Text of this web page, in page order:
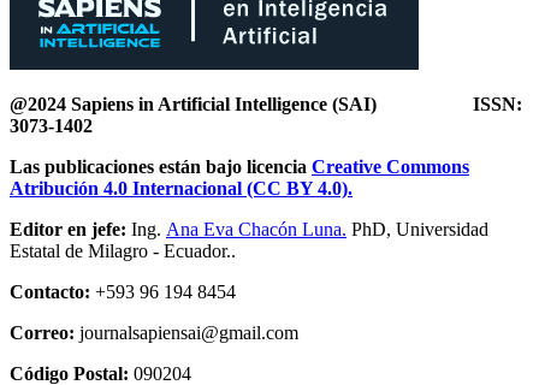
@2024 Sapiens in Artificial Intelligence (SAI) ISSN:
3073-1402
Las publicaciones están bajo licencia Creative Commons
Atribución 4.0 Internacional (CC BY 4.0).
Editor en jefe: Ing. Ana Eva Chacón Luna. PhD, Universidad
Estatal de Milagro - Ecuador..
Contacto: +593 96 194 8454
Correo: journalsapiensai@gmail.com
Código Postal: 090204